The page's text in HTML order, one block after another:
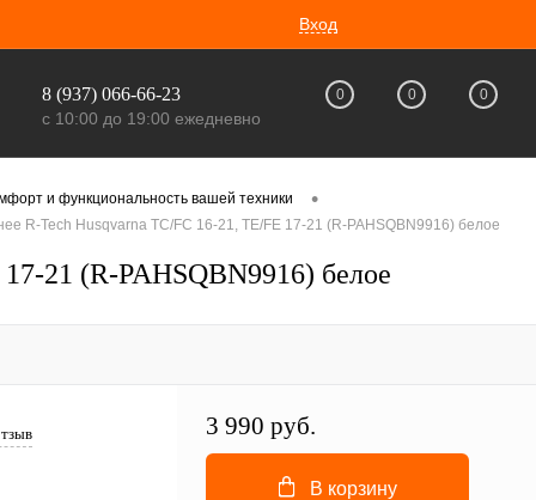
Вход
8 (937) 066-66-23
с 10:00 до 19:00 ежедневно
0 0 0
и функциональность вашей техники •
R-Tech Husqvarna TC/FC 16-21, TE/FE 17-21 (R-PAHSQBN9916) белое
21 (R-PAHSQBN9916) белое
3 990 руб.
В корзину